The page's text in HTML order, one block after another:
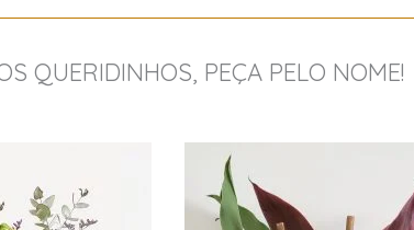
QUERIDINHOS, PEÇA PELO NOME!